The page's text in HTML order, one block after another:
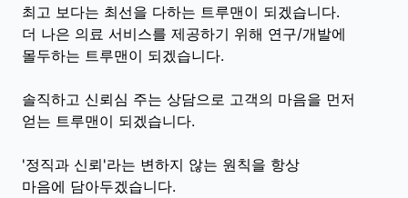
최고 보다는 최선을 다하는 트루맨이 되겠습니다.
더 나은 의료 서비스를 제공하기 위해 연구/개발에
몰두하는 트루맨이 되겠습니다.
솔직하고 신뢰심 주는 상담으로 고객의 마음을 먼저
얻는 트루맨이 되겠습니다.
'정직과 신뢰'라는 변하지 않는 원칙을 항상
마음에 담아두겠습니다.